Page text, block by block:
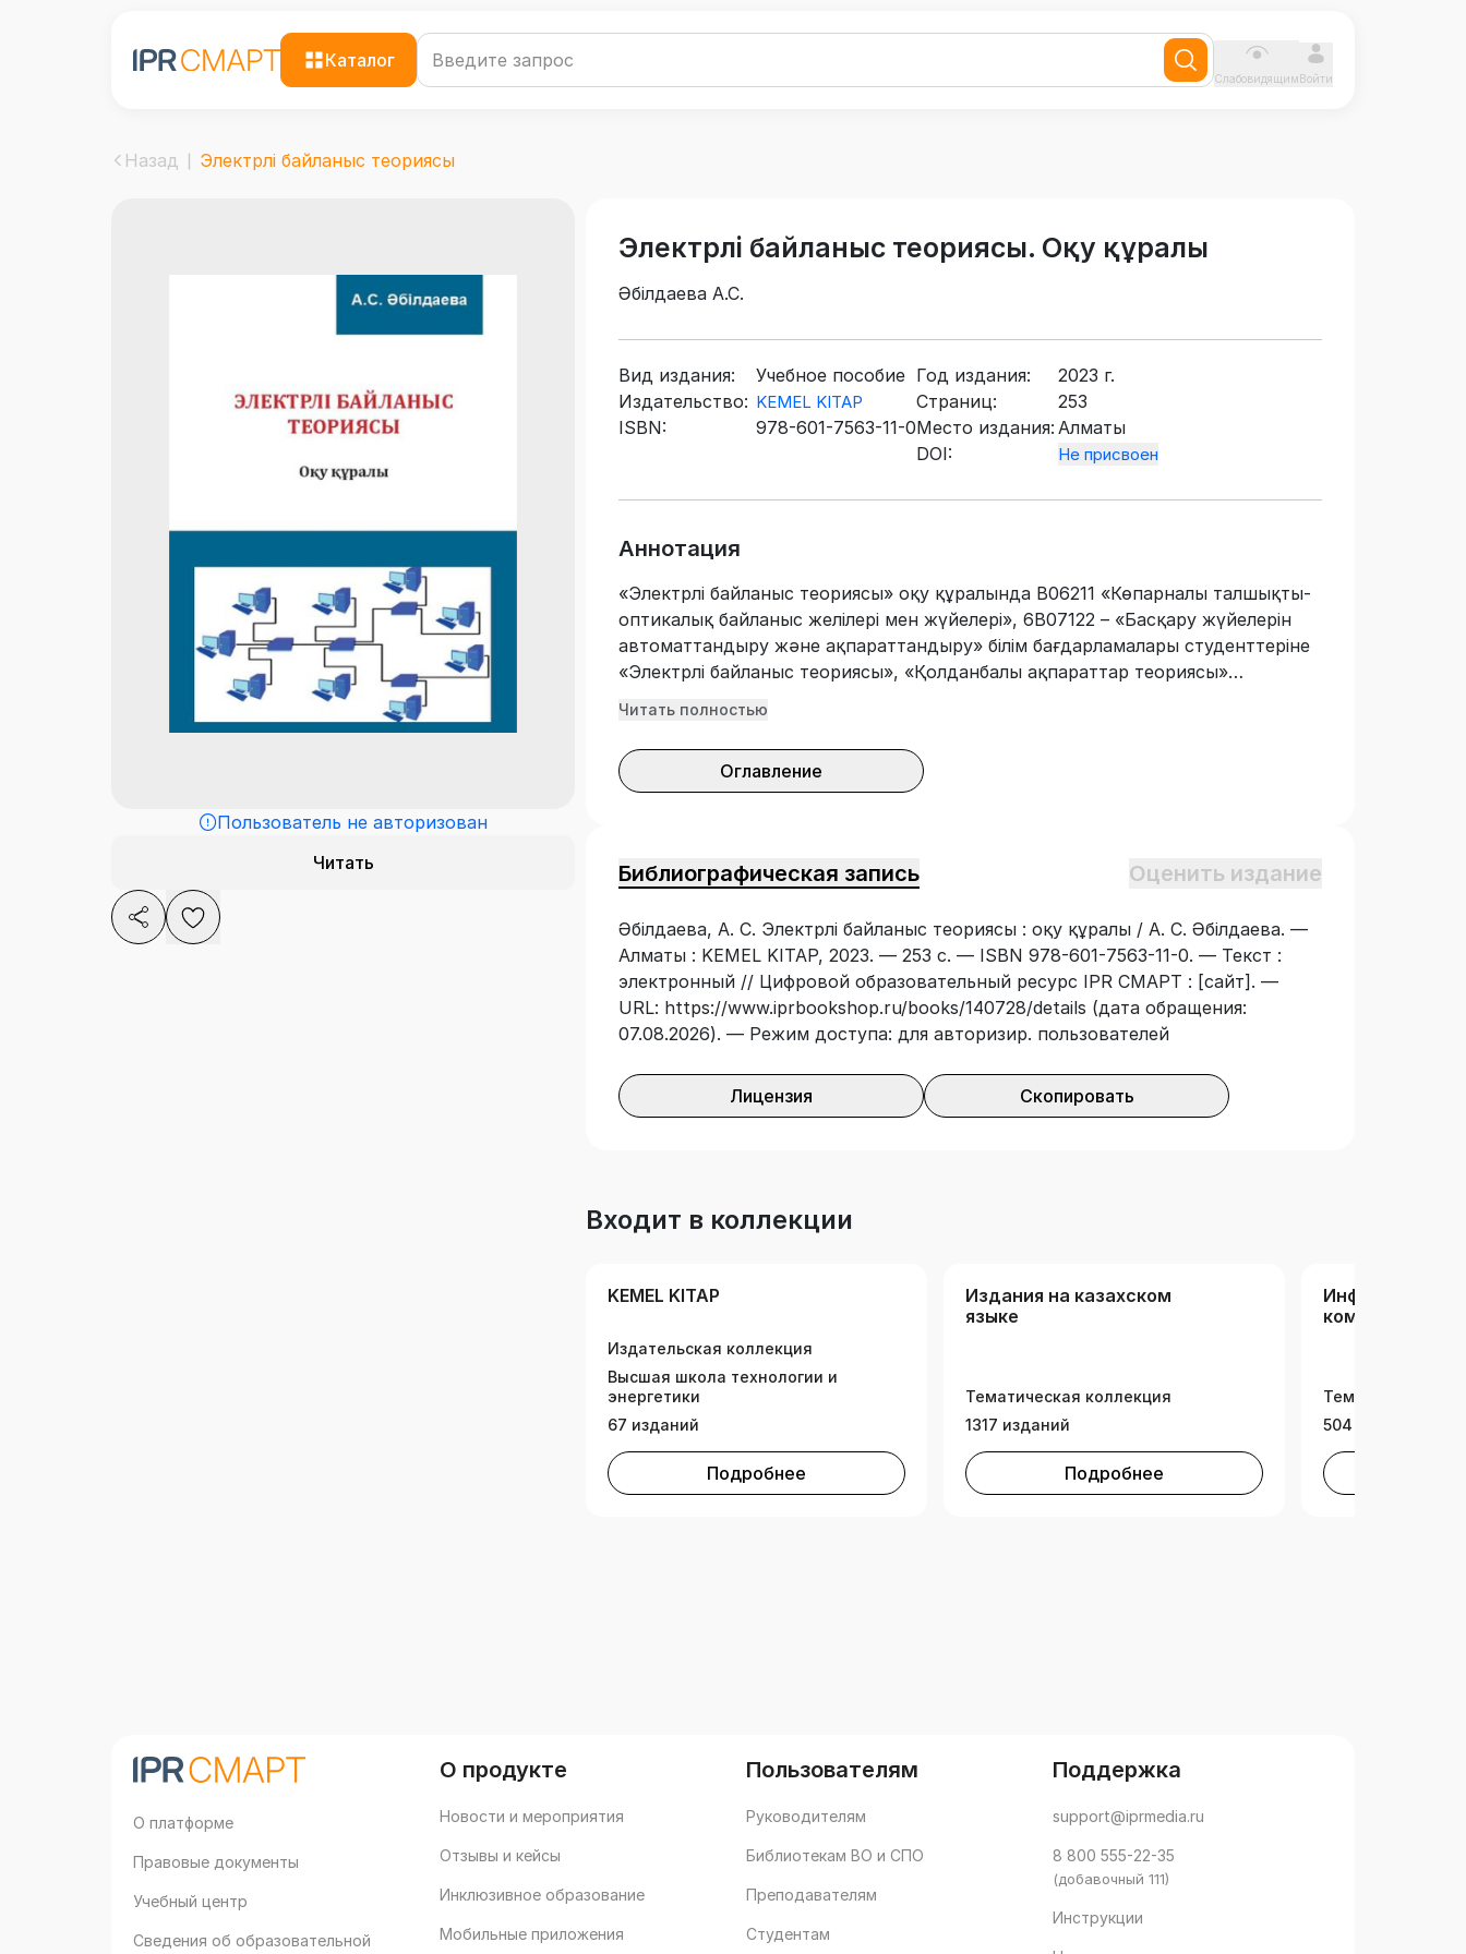
Каталог
СлабовидящимВойти
Назад Электрлі байланыс теориясы
Пользователь не авторизован
Читать
Электрлі байланыс теориясы. Оқу құралы
Әбілдаева А.С.
Вид издания:
Учебное пособие
Издательство: KEMEL KITAP
ISBN: 978-601-7563-11-0
Год издания:
2023 г.
Страниц:
253
Место издания: Алматы
DOI:
Не присвоен
Аннотация
«Электрлі байланыс теориясы» оқу құралында В06211 «Көпарналы талшықты-
оптикалық байланыс желілері мен жүйелері», 6B07122 – «Басқару жүйелерін
автоматтандыру және ақпараттандыру» білім бағдарламалары студенттеріне
«Электрлі байланыс теориясы», «Қолданбалы ақпараттар теориясы»
пәндерінен теориялық және тәжірибелік тұрғыда білімдерін толықтыру, білім
деректер жинақталған. Оқу құралында сигналдарды сандық өңдеудің
теориялық негіздері баяндалған. Дискретті және сандық сигналдар мен уақыт,
синтездеудің негізгі әдістері мен ерекшеліктері, сандық сигналдарды өңдеу
Читать полностью
Оглавление
Библиографическая запись Оценить издание
Әбілдаева, А. С. Электрлі байланыс теориясы : оқу құралы / А. С. Әбілдаева. —
Алматы : KEMEL KITAP, 2023. — 253 с. — ISBN 978-601-7563-11-0. — Текст :
электронный // Цифровой образовательный ресурс IPR СМАРТ : [сайт]. —
URL: https://www.iprbookshop.ru/books/140728/details (дата обращения:
07.08.2026). — Режим доступа: для авторизир. пользователей
Лицензия Скопировать
Входит в коллекции
KEMEL KITAP
Издательская коллекция
Высшая школа технологии и
энергетики
67 изданий
Подробнее
Издания на казахском
языке
Тематическая коллекция
1317 изданий
Подробнее
Тематическая
504 издания
О платформе
Правовые документы
Учебный центр
Сведения об образовательной
О продукте
Новости и мероприятия
Отзывы и кейсы
Инклюзивное образование
Мобильные приложения
Пользователям
Руководителям
Библиотекам ВО и СПО
Преподавателям
Студентам
Поддержка
support@iprmedia.ru
8 800 555-22-35
(добавочный 111)
Инструкции